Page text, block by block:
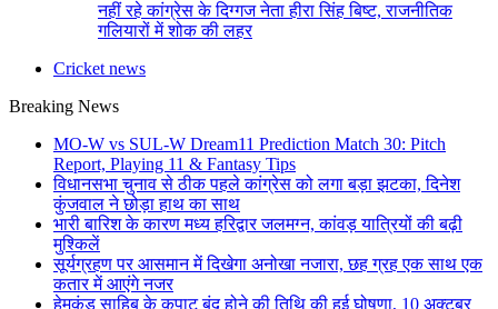
नहीं रहे कांग्रेस के दिग्गज नेता हीरा सिंह बिष्ट, राजनीतिक
गलियारों में शोक की लहर
Cricket news
Breaking News
MO-W vs SUL-W Dream11 Prediction Match 30: Pitch
Report, Playing 11 & Fantasy Tips
विधानसभा चुनाव से ठीक पहले कांग्रेस को लगा बड़ा झटका, दिनेश
कुंजवाल ने छोड़ा हाथ का साथ
भारी बारिश के कारण मध्य हरिद्वार जलमग्न, कांवड़ यात्रियों की बढ़ी
मुश्किलें
सूर्यग्रहण पर आसमान में दिखेगा अनोखा नजारा, छह ग्रह एक साथ एक
कतार में आएंगे नजर
हेमकुंड साहिब के कपाट बंद होने की तिथि की हुई घोषणा, 10 अक्टूबर